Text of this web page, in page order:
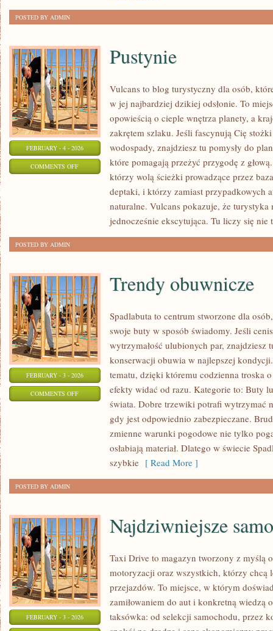
POSTED BY ADMIN
FEBRUARY - 4 - 2026
COMMENTS OFFON
Pustynie
Vulcans to blog turystyczny dla osób,
w jej najbardziej dzikiej odsłonie. To
opowieścią o cieple wnętrza planety, a
zakrętem szlaku. Jeśli fascynują Cię
wodospady, znajdziesz tu pomysły do
które pomagają przeżyć przygodę z
którzy wolą ścieżki prowadzące przez
deptaki, i którzy zamiast przypadkowych
naturalne. Vulcans pokazuje, że turystyka
jednocześnie ekscytująca. Tu liczy się nie
POSTED BY ADMIN
FEBRUARY - 3 - 2026
COMMENTS OFFON
OBUWNICZE
Trendy obuwnicze
Spadlabuta to centrum stworzone dla
swoje buty w sposób świadomy. Jeśli
wytrzymałość ulubionych par, znajdziesz
konserwacji obuwia w najlepszej
tematu, dzięki któremu codzienna troska
efekty widać od razu. Kategorie to: Buty
świata. Dobre trzewiki potrafi wytrzymać
gdy jest odpowiednio zabezpieczane.
zmienne warunki pogodowe nie tylko
osłabiają materiał. Dlatego w świecie
szybkie [ Read More ]
POSTED BY ADMIN
FEBRUARY - 3 - 2026
Najdziwniejsze
Taxi Drive to magazyn tworzony z myślą
motoryzacji oraz wszystkich, którzy chcą
przejazdów. To miejsce, w którym
zamiłowaniem do aut i konkretną wiedzą
taksówka: od selekcji samochodu, przez